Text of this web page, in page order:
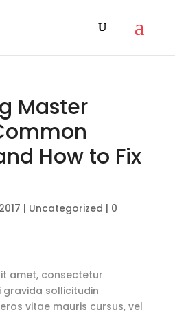
Master
How to Fix
| Uncategorized | 0
amet, consectetur
gravida sollicitudin
vitae mauris cursus, vel